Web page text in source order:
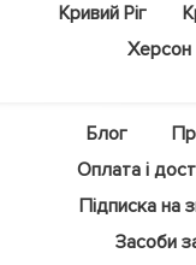
Кривий Ріг
Херсон
Блог
Оплата і
Підписка на
Засоби